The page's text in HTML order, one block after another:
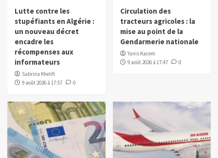
Lutte contre les
stupéfiants en Algérie :
un nouveau décret
encadre les
récompenses aux
informateurs
Sabrina Khelifi
9 août 2026 à 17:57
0
Circulation des
tracteurs agricoles : la
mise au point de la
Gendarmerie nationale
Yanis Kacem
9 août 2026 à 17:47
0